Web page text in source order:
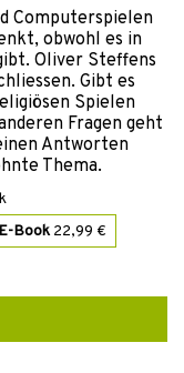
Computerspielen
obwohl es in
Oliver Steffens
Gibt es
Spielen
Fragen geht
Antworten
Thema.
E-Book 22,99 €